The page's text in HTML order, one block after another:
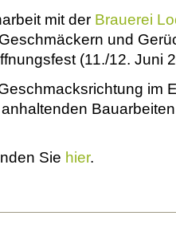
mit der Brauerei
und
(11./12. Juni
im
Sie hier.